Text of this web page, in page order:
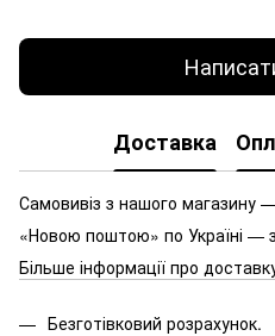
Доставка
Самовивіз з нашого магазину
«Новою поштою» по Україні —
Більше інформації про
Безготівковий розрахунок.